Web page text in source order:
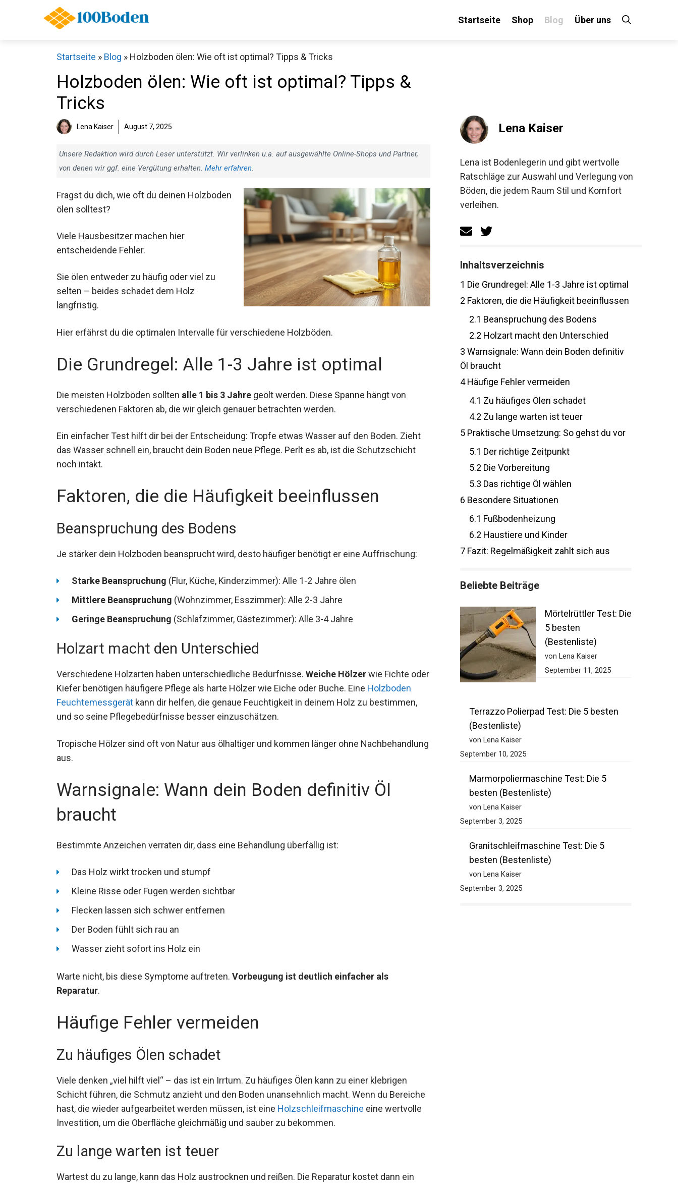
Startseite Shop Blog Über uns
Startseite » Blog » Holzboden ölen: Wie oft ist optimal? Tipps & Tricks
Holzboden ölen: Wie oft ist optimal? Tipps &
Tricks
Lena Kaiser August 7, 2025
Unsere Redaktion wird durch Leser unterstützt. Wir verlinken u.a. auf ausgewählte Online-Shops und Partner,
von denen wir ggf. eine Vergütung erhalten. Mehr erfahren.
Fragst du dich, wie oft du deinen Holzboden
ölen solltest?
Viele Hausbesitzer machen hier
entscheidende Fehler.
Sie ölen entweder zu häufig oder viel zu
selten – beides schadet dem Holz
langfristig.
Hier erfährst du die optimalen Intervalle für verschiedene Holzböden.
Die Grundregel: Alle 1-3 Jahre ist optimal
Die meisten Holzböden sollten alle 1 bis 3 Jahre geölt werden. Diese Spanne hängt von
verschiedenen Faktoren ab, die wir gleich genauer betrachten werden.
Ein einfacher Test hilft dir bei der Entscheidung: Tropfe etwas Wasser auf den Boden. Zieht
das Wasser schnell ein, braucht dein Boden neue Pflege. Perlt es ab, ist die Schutzschicht
noch intakt.
Faktoren, die die Häufigkeit beeinflussen
Beanspruchung des Bodens
Je stärker dein Holzboden beansprucht wird, desto häufiger benötigt er eine Auffrischung:
Starke Beanspruchung (Flur, Küche, Kinderzimmer): Alle 1-2 Jahre ölen
Mittlere Beanspruchung (Wohnzimmer, Esszimmer): Alle 2-3 Jahre
Geringe Beanspruchung (Schlafzimmer, Gästezimmer): Alle 3-4 Jahre
Holzart macht den Unterschied
Verschiedene Holzarten haben unterschiedliche Bedürfnisse. Weiche Hölzerwie Fichte oder
Kiefer benötigen häufigere Pflege als harte Hölzer wie Eiche oder Buche. Eine Holzboden
Feuchtemessgerät kann dir helfen, die genaue Feuchtigkeit in deinem Holz zu bestimmen,
und so seine Pflegebedürfnisse besser einzuschätzen.
Tropische Hölzer sind oft von Natur aus ölhaltiger und kommen länger ohne Nachbehandlung
aus.
Warnsignale: Wann dein Boden definitiv Öl
braucht
Bestimmte Anzeichen verraten dir, dass eine Behandlung überfällig ist:
Das Holz wirkt trocken und stumpf
Kleine Risse oder Fugen werden sichtbar
Flecken lassen sich schwer entfernen
Der Boden fühlt sich rau an
Wasser zieht sofort ins Holz ein
Warte nicht, bis diese Symptome auftreten. Vorbeugung ist deutlich einfacher als
Reparatur.
Häufige Fehler vermeiden
Zu häufiges Ölen schadet
Viele denken „viel hilft viel“ – das ist ein Irrtum. Zu häufiges Ölen kann zu einer klebrigen
Schicht führen, die Schmutz anzieht und den Boden unansehnlich macht. Wenn du Bereiche
hast, die wieder aufgearbeitet werden müssen, ist eine Holzschleifmaschine eine wertvolle
Investition, um die Oberfläche gleichmäßig und sauber zu bekommen.
Zu lange warten ist teuer
Wartest du zu lange, kann das Holz austrocknen und reißen. Die Reparatur kostet dann ein
Lena Kaiser
Lena ist Bodenlegerin und gibt wertvolle
Ratschläge zur Auswahl und Verlegung von
Böden, die jedem Raum Stil und Komfort
verleihen.
Inhaltsverzeichnis
1 Die Grundregel: Alle 1-3 Jahre ist optimal
2 Faktoren, die die Häufigkeit beeinflussen
2.1 Beanspruchung des Bodens
2.2 Holzart macht den Unterschied
3 Warnsignale: Wann dein Boden definitiv
Öl braucht
4Häufige Fehler vermeiden
4.1 Zu häufiges Ölen schadet
4.2 Zu lange warten ist teuer
5 Praktische Umsetzung: So gehst du vor
5.1 Der richtige Zeitpunkt
5.2 Die Vorbereitung
5.3 Das richtige Öl wählen
6 Besondere Situationen
6.1 Fußbodenheizung
6.2 Haustiere und Kinder
7 Fazit: Regelmäßigkeit zahlt sich aus
Beliebte Beiträge
Mörtelrüttler Test: Die
5 besten
(Bestenliste)
von Lena Kaiser
September 11, 2025
Terrazzo Polierpad Test: Die 5 besten
(Bestenliste)
von Lena Kaiser
September 10, 2025
Marmorpoliermaschine Test: Die 5
besten (Bestenliste)
von Lena Kaiser
September 3, 2025
Granitschleifmaschine Test: Die 5
besten (Bestenliste)
von Lena Kaiser
September 3, 2025